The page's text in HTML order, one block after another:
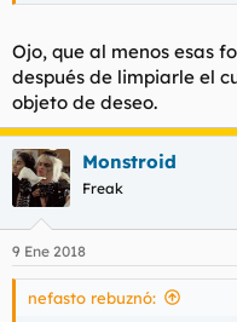
Ojo, que al menos esas
después de limpiarle el
objeto de deseo.
Monstroid
Freak
9 Ene 2018
nefasto rebuznó: